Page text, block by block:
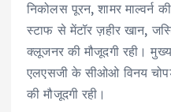
निकोलस पूरन, शामर माल्वर्न
स्टाफ से मेंटॉर ज़हीर खान,
क्लूजनर की मौजूदगी रही।
एलएसजी के सीओओ विनय
की मौजूदगी रही।